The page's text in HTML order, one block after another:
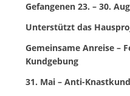
Gefangenen 23. – 30.
Unterstützt das
Gemeinsame Anreise –
Kundgebung
31. Mai – Anti-